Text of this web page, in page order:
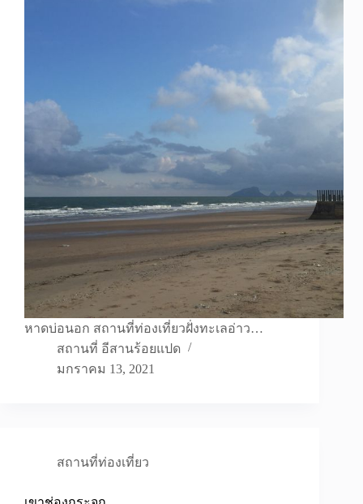
หาดบ่อนอก สถานที่ท่องเที่ยวฝั่งทะเลอ่าว…
สถานที่ อีสานร้อยแปด
มกราคม 13, 2021
สถานที่ท่องเที่ยว